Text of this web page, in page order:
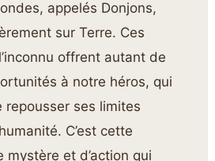
appelés Donjons,
sur Terre. Ces
offrent autant de
à notre héros, qui
repousser ses limites
C’est cette
mystère et d’action qui